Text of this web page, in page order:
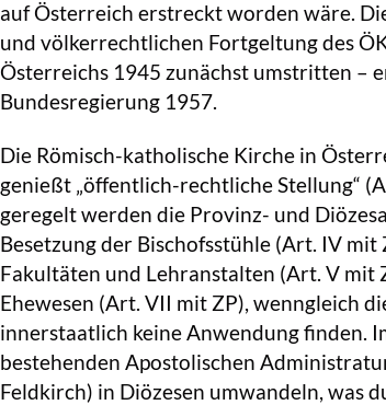
auf Österreich erstreckt worden wäre.
und völkerrechtlichen Fortgeltung des
Österreichs 1945 zunächst umstritten –
Bundesregierung 1957.
Die Römisch-katholische Kirche in
genießt „öffentlich-rechtliche Stellung“
geregelt werden die Provinz- und
Besetzung der Bischofsstühle (Art. IV
Fakultäten und Lehranstalten (Art. V mit
Ehewesen (Art. VII mit ZP), wenngleich
innerstaatlich keine Anwendung finden.
bestehenden Apostolischen
Feldkirch) in Diözesen umwandeln, was